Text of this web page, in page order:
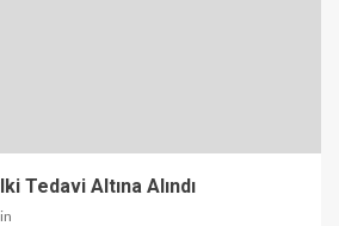
Tedavi Altına Alındı